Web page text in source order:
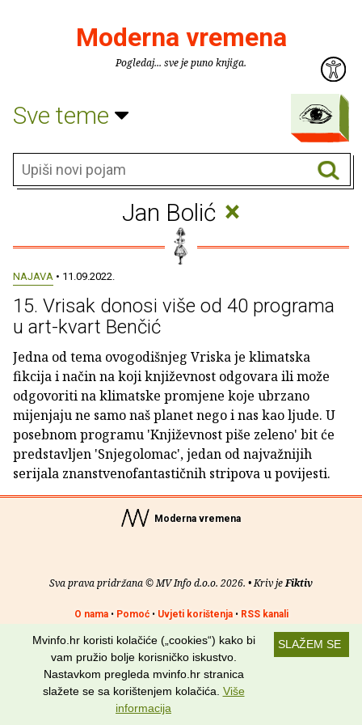
Moderna vremena
Pogledaj... sve je puno knjiga.
Sve teme
Jan Bolić ×
NAJAVA • 11.09.2022.
15. Vrisak donosi više od 40 programa
u art-kvart Benčić
Jedna od tema ovogodišnjeg Vriska je klimatska
fikcija i način na koji književnost odgovara ili može
odgovoriti na klimatske promjene koje ubrzano
mijenjaju ne samo naš planet nego i nas kao ljude. U
posebnom programu 'Književnost piše zeleno' bit će
predstavljen 'Snjegolomac', jedan od najvažnijih
serijala znanstvenofantastičnih stripova u povijesti.
Moderna vremena
Sva prava pridržana © MV Info d.o.o. 2026. • Kriv jeFiktiv
O nama• Pomoć• Uvjeti korištenja• RSS kanali
Potraži nas na: SLAŽEM SE
Mvinfo.hr koristi kolačiće („cookies“) kako bi
vam pružio bolje korisničko iskustvo.
Nastavkom pregleda mvinfo.hr stranica
slažete se sa korištenjem kolačića. Više
informacija